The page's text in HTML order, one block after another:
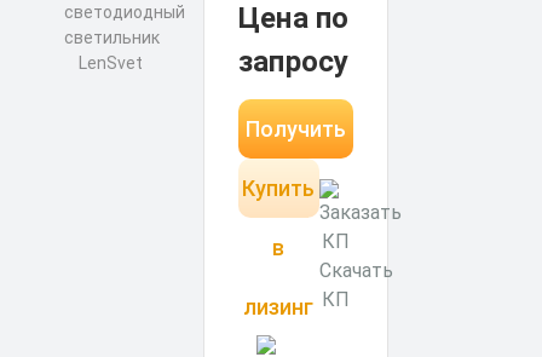
Цена по
запросу
Получить
КП за 15
минут
Купить
в
лизинг
Скачать
КП